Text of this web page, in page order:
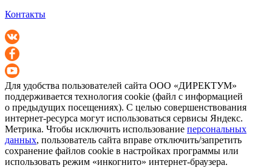
Контакты
Для удобства пользователей сайта ООО «ДИРЕКТУМ»
поддерживается технология cookie (файл с информацией
о предыдущих посещениях). С целью совершенствования
интернет-ресурса могут использоваться сервисы Яндекс.
Метрика. Чтобы исключить использование персональных
данных, пользователь сайта вправе отключить/запретить
сохранение файлов cookie в настройках программы или
использовать режим «инкогнито» интернет-браузера.